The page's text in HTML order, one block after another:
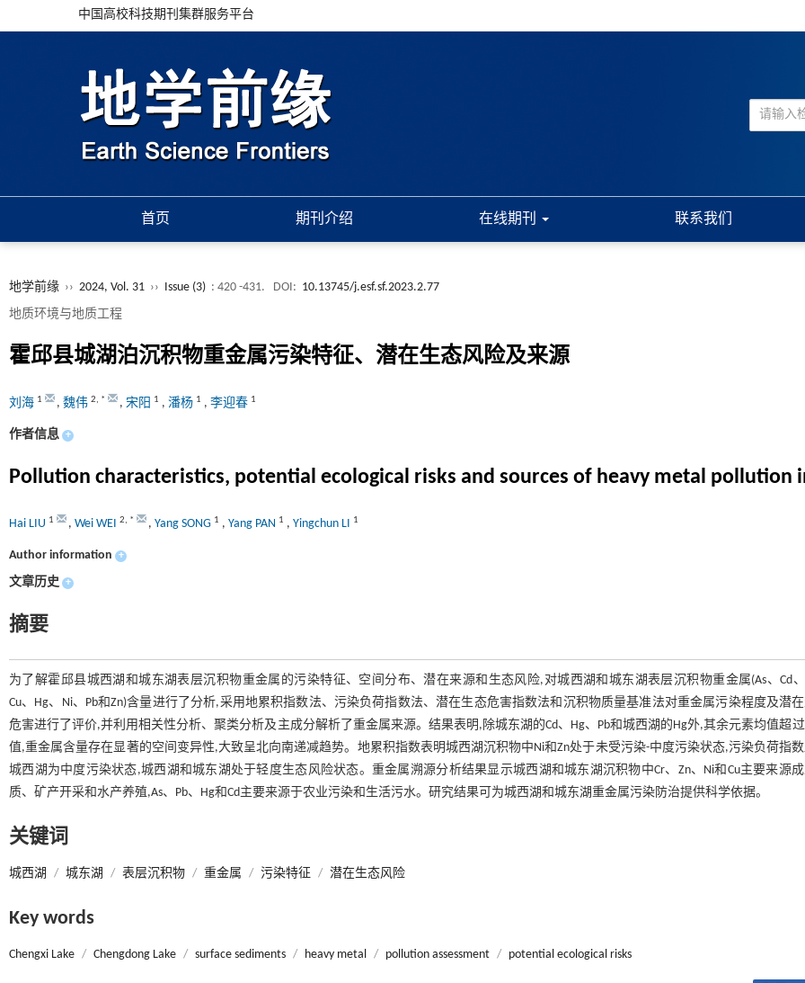
中国高校科技期刊集群服务平台
首页 期刊介绍 在线期刊 联系我们
地学前缘 ›› 2024, Vol. 31 ›› Issue (3) : 420 -431. DOI: 10.13745/j.esf.sf.2023.2.77
地质环境与地质工程
霍邱县城湖泊沉积物重金属污染特征、潜在生态风险及来源
刘海 1 , 魏伟 2, * , 宋阳 1 , 潘杨 1 , 李迎春 1
作者信息 +
Pollution characteristics, potential ecological risks and sources of heavy metal pollution
Hai LIU 1 , Wei WEI 2, * , Yang SONG 1 , Yang PAN 1 , Yingchun LI 1
Author information +
文章历史 +
摘要
为了解霍邱县城西湖和城东湖表层沉积物重金属的污染特征、空间分布、潜在来源和生态风险,对城西湖和城东湖表层沉积物重金属(As、Cd、
Cu、Hg、Ni、Pb和Zn)含量进行了分析,采用地累积指数法、污染负荷指数法、潜在生态危害指数法和沉积物质量基准法对重金属污染程度及潜
危害进行了评价,并利用相关性分析、聚类分析及主成分解析了重金属来源。结果表明,除城东湖的Cd、Hg、Pb和城西湖的Hg外,其余元素均值超
值,重金属含量存在显著的空间变异性,大致呈北向南递减趋势。地累积指数表明城西湖沉积物中Ni和Zn处于未受污染-中度污染状态,污染负荷指
城西湖为中度污染状态,城西湖和城东湖处于轻度生态风险状态。重金属溯源分析结果显示城西湖和城东湖沉积物中Cr、Zn、Ni和Cu主要来源
质、矿产开采和水产养殖,As、Pb、Hg和Cd主要来源于农业污染和生活污水。研究结果可为城西湖和城东湖重金属污染防治提供科学依据。
关键词
城西湖 / 城东湖 / 表层沉积物 / 重金属 / 污染特征 / 潜在生态风险
Key words
Chengxi Lake / Chengdong Lake / surface sediments / heavy metal / pollution assessment / potential ecological risks